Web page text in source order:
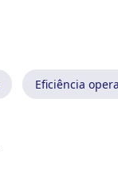
Eficiência